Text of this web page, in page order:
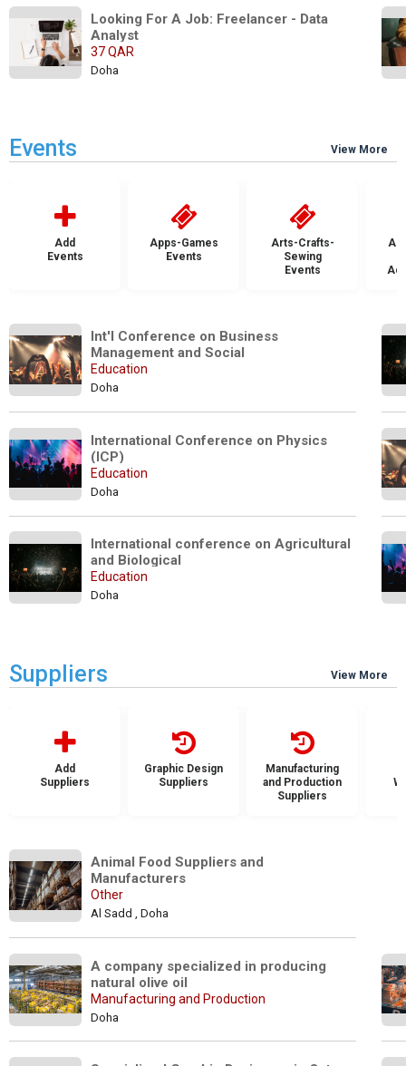
Looking For A Job: Freelancer - Data
Analyst
37 QAR
Doha
Events View More
Add
Events
Apps-Games
Events
Arts-Crafts-
Sewing
Events
Int'l Conference on Business
Management and Social
Education
Doha
International Conference on Physics
(ICP)
Education
Doha
International conference on Agricultural
and Biological
Education
Doha
Suppliers View More
Add
Suppliers
Graphic Design
Suppliers
Manufacturing
and Production
Suppliers
Animal Food Suppliers and
Manufacturers
Other
Al Sadd , Doha
A company specialized in producing
natural olive oil
Manufacturing and Production
Doha